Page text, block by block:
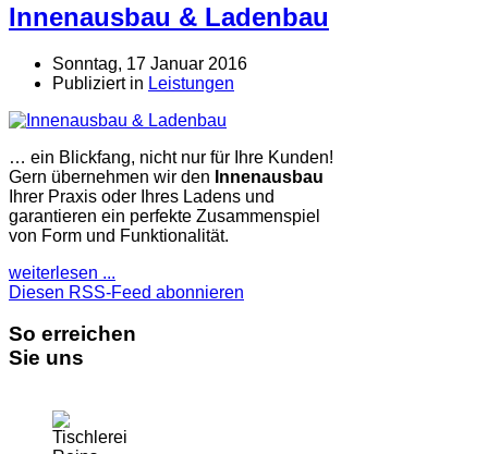
Innenausbau & Ladenbau
Sonntag, 17 Januar 2016
Publiziert in Leistungen
… ein Blickfang, nicht nur für Ihre Kunden!
Gern übernehmen wir den Innenausbau
Ihrer Praxis oder Ihres Ladens und
garantieren ein perfekte Zusammenspiel
von Form und Funktionalität.
weiterlesen ...
Diesen RSS-Feed abonnieren
So erreichen
Sie uns